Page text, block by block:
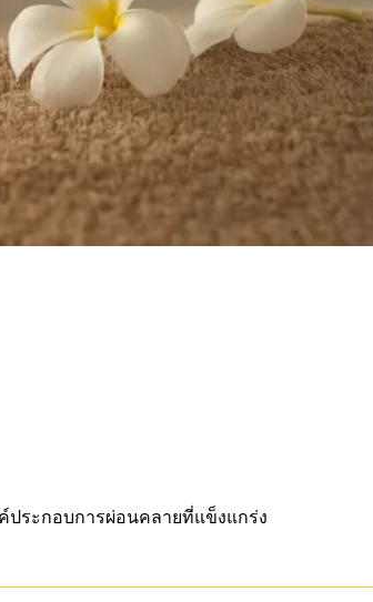
ประกอบการผ่อนคลายที่แข็งแกร่ง